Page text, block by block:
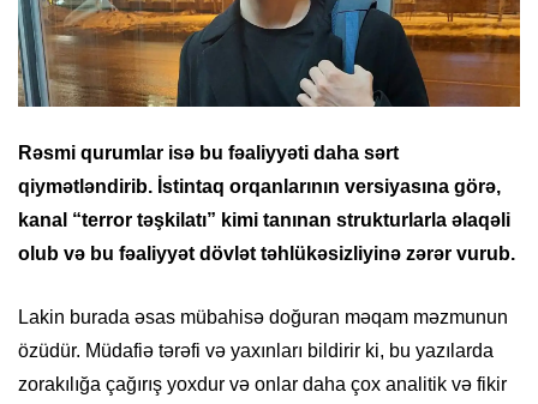
Rəsmi qurumlar isə bu fəaliyyəti daha sərt
qiymətləndirib. İstintaq orqanlarının versiyasına görə,
kanal “terror təşkilatı” kimi tanınan strukturlarla əlaqəli
olub və bu fəaliyyət dövlət təhlükəsizliyinə zərər vurub.
Lakin burada əsas mübahisə doğuran məqam məzmunun
özüdür. Müdafiə tərəfi və yaxınları bildirir ki, bu yazılarda
zorakılığa çağırış yoxdur və onlar daha çox analitik və fikir